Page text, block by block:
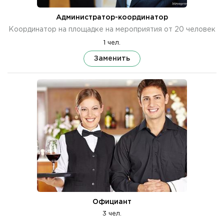
Администратор-координатор
Координатор на площадке на мероприятия от 20 человек
1 чел.
Заменить
Официант
3 чел.